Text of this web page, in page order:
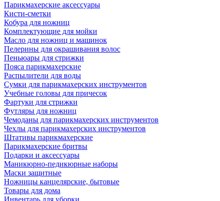
Парикмахерские аксессуары
Кисти-сметки
Кобура для ножниц
Комплектующие для мойки
Масло для ножниц и машинок
Пелерины для окрашивания волос
Пеньюары для стрижки
Пояса парикмахерские
Распылители для воды
Сумки для парикмахерских инструментов
Учебные головы для причесок
Фартуки для стрижки
Футляры для ножниц
Чемоданы для парикмахерских инструментов
Чехлы для парикмахерских инструментов
Штативы парикмахерские
Парикмахерские бритвы
Подарки и аксессуары
Маникюрно-педикюрные наборы
Маски защитные
Ножницы канцелярские, бытовые
Товары для дома
Инвентарь для уборки